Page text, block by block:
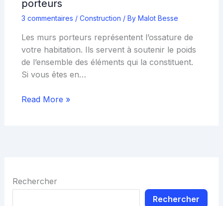
porteurs
3 commentaires / Construction / By Malot Besse
Les murs porteurs représentent l’ossature de
votre habitation. Ils servent à soutenir le poids
de l’ensemble des éléments qui la constituent.
Si vous êtes en…
Read More »
Rechercher
Rechercher